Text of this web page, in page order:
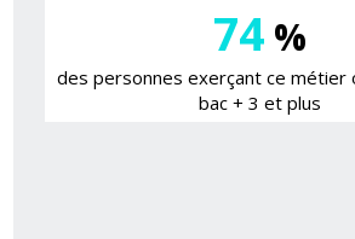
74%
des personnes exerçant ce métier
bac + 3 et plus